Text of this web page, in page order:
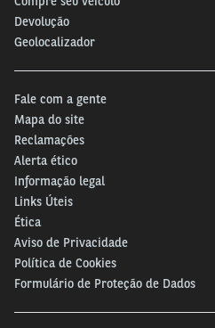
Devolução
Geolocalizador
Fale com a gente
Mapa do site
Reclamações
Alerta ético
Informação legal
Links Úteis
Ética
Aviso de Privacidade
Política de Cookies
Formulário de Proteção de Dados